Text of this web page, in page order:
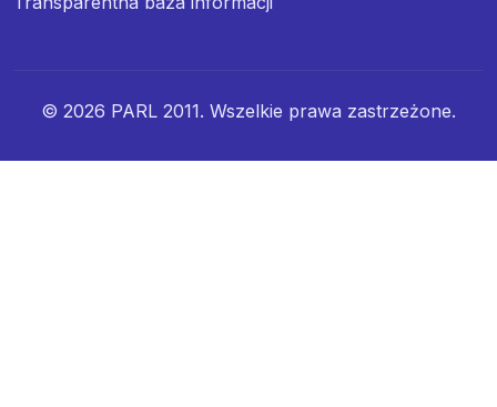
© 2026 PARL 2011. Wszelkie prawa zastrzeżone.